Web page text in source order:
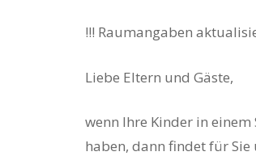
!!! Raumangaben
Liebe Eltern und Gäste,
wenn Ihre Kinder in
haben, dann findet für